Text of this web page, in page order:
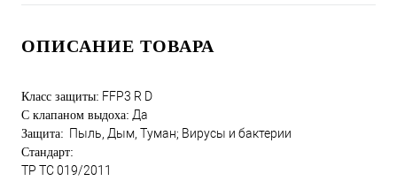
ОПИСАНИЕ ТОВАРА
Класс защиты: FFP3 R D
С клапаном выдоха: Да
Защита: Пыль, Дым, Туман; Вирусы и бактерии
Стандарт:
ТР ТС 019/2011